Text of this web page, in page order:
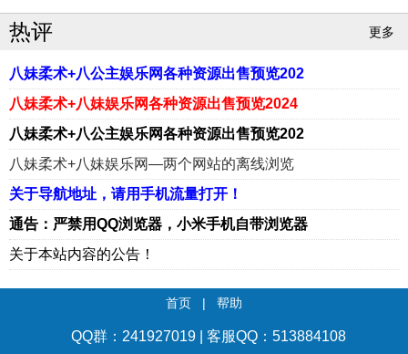
热评 更多
八妹柔术+八公主娱乐网各种资源出售预览202
八妹柔术+八妹娱乐网各种资源出售预览2024
八妹柔术+八公主娱乐网各种资源出售预览202
八妹柔术+八妹娱乐网—两个网站的离线浏览
关于导航地址，请用手机流量打开！
通告：严禁用QQ浏览器，小米手机自带浏览器
关于本站内容的公告！
首页 | 帮助
QQ群：241927019 | 客服QQ：513884108